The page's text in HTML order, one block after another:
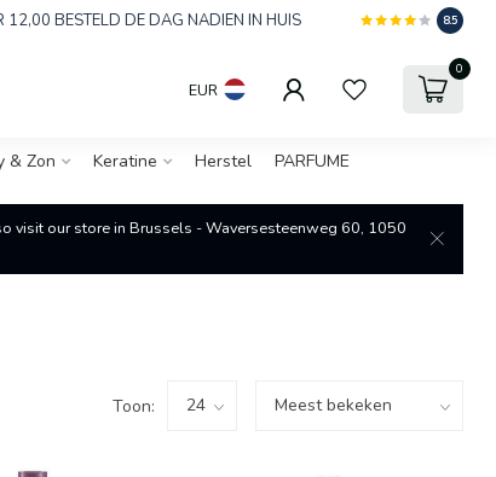
12,00 BESTELD DE DAG NADIEN IN HUIS 8.5
EUR
0
& Zon Keratine Herstel PARFUME
visit our store in Brussels - Waversesteenweg 60, 1050
Toon: